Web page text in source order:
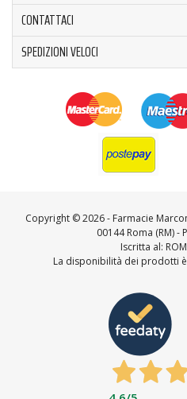
CONTATTACI
SPEDIZIONI VELOCI
Copyright ©2026 - Farmacie
00144 Roma (RM) -
Iscritta al:
La disponibilità dei prodotti